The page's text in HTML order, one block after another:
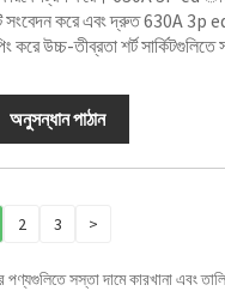
সংবেদন করে এবং দ্রুত 630A 3p
করে উচ্চ-তীব্রতা শর্ট সার্কিটগুলিতে
অনুসন্ধান পাঠান
2 3 >
পণ্যগুলিতে সস্তা দামে কারখানা